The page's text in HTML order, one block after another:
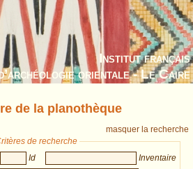
Institut français
orientale - Le Caire
de la planothèque
masquer la recherche
de recherche
Id
Inventaire